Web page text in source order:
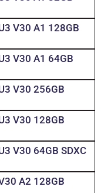
V30 A1 128GB
V30 A1 64GB
V30 256GB
V30 128GB
V30 64GB SDXC
A2 128GB